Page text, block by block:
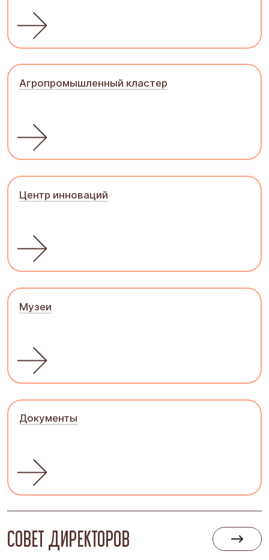
Агропромышленный кластер
Центр инноваций
Музеи
Документы
СОВЕТ ДИРЕКТОРОВ